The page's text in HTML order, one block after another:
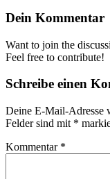
Dein Kommentar
Want to join the
Feel free to contribute!
Schreibe einen
Deine E-Mail-Adresse
Felder sind mit *
Kommentar *